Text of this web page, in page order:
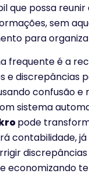
que possa reunir
sem
para
frequente é a
e discrepâncias
confusão e
sistema
pode
contabilidade, já
discrepâncias
economizando